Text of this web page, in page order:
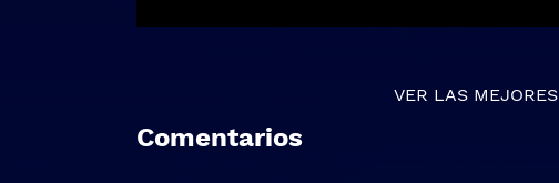
VER LAS MEJORES
Comentarios